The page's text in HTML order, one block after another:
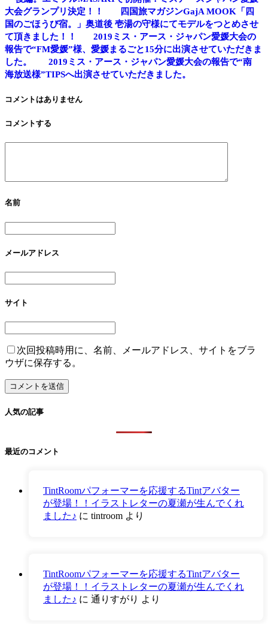
大会グランプリ決定！！
四国旅マガジンGajA MOOK「四
国のごほうび宿。」奥道後 壱湯の守様にてモデルをつとめさせ
て頂きました！！
2019ミス・アース・ジャパン愛媛大会の
報告で“FM愛媛”様、愛媛まるごと15分に出演させていただきま
した。
2019ミス・アース・ジャパン愛媛大会の報告で“南
海放送様”TIPSへ出演させていただきました。
コメントはありません
コメントする
名前
メールアドレス
サイト
次回投稿時用に、名前、メールアドレス、サイトをブラ
ウザに保存する。
人気の記事
最近のコメント
TintRoomパフォーマーを応援するTintアバター
が登場！！イラストレターの夏瀬が生んでくれ
ました♪ に tintroom より
TintRoomパフォーマーを応援するTintアバター
が登場！！イラストレターの夏瀬が生んでくれ
ました♪ に 通りすがり より